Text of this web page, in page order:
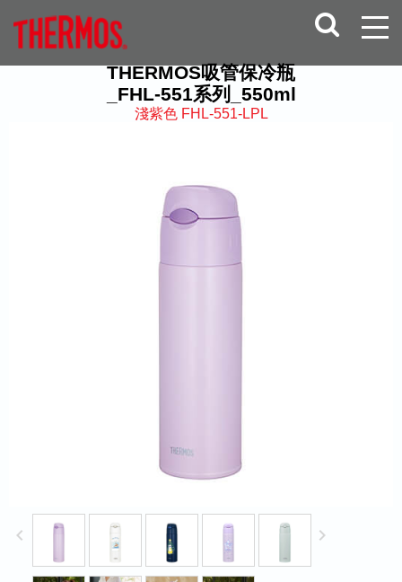
THERMOS吸管保冷瓶
_FHL-551系列_550ml
淺紫色 FHL-551-LPL
keyboard_arrow_left keyboard_arrow_right